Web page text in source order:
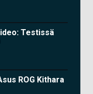
Testissä
ROG Kithara